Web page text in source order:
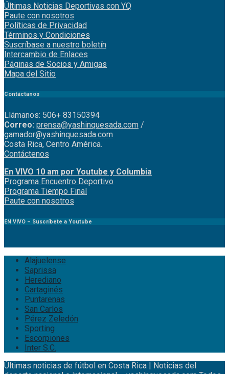
Últimas Noticias Deportivas con YQ
Paute con nosotros
Políticas de Privacidad
Términos y Condiciones
Suscríbase a nuestro boletín
Intercambio de Enlaces
Páginas de Socios y Amigas
Mapa del Sitio
Contáctanos
Llámanos: 506+ 83150394
Correo: prensa@yashinquesada.com /
gamador@yashinquesada.com
Costa Rica, Centro América.
Contáctenos
En VIVO 10 am por Youtube y Columbia
Programa Encuentro Deportivo
Programa Tiempo Final
Paute con nosotros
EN VIVO – Suscríbete a Youtube
Alajuelense
Saprissa
Herediano
Cartaginés
Puntarenas
San Carlos
Pérez Zeledón
Sporting
Escorpiones
Inter S.C.
Últimas noticias de fútbol en Costa Rica | Noticias del